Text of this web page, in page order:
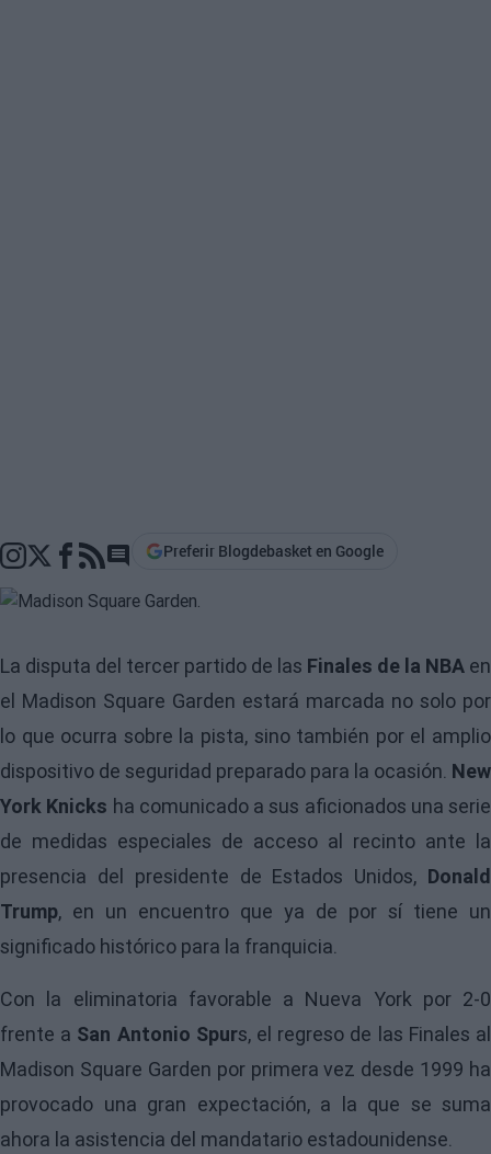
Go to comments section
Preferir Blogdebasket en Google
La disputa del tercer partido de las Finales de la NBA en
el Madison Square Garden estará marcada no solo por
lo que ocurra sobre la pista, sino también por el amplio
dispositivo de seguridad preparado para la ocasión. New
York Knicks ha comunicado a sus aficionados una serie
de medidas especiales de acceso al recinto ante la
presencia del presidente de Estados Unidos, Donald
Trump, en un encuentro que ya de por sí tiene un
significado histórico para la franquicia.
Con la eliminatoria favorable a Nueva York por 2-0
frente a San Antonio Spurs, el regreso de las Finales al
Madison Square Garden por primera vez desde 1999 ha
provocado una gran expectación, a la que se suma
ahora la asistencia del mandatario estadounidense.